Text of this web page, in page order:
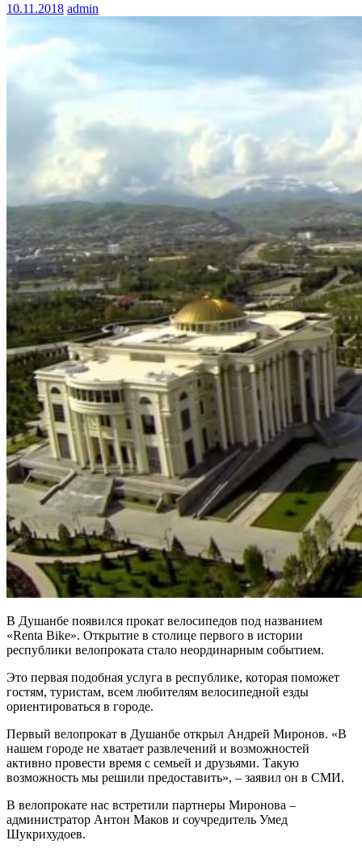
10.11.2018 admin
В Душанбе появился прокат велосипедов под названием
«Renta Bike». Открытие в столице первого в истории
республики велопроката стало неординарным событием.
Это первая подобная услуга в республике, которая поможет
гостям, туристам, всем любителям велосипедной езды
ориентироваться в городе.
Первый велопрокат в Душанбе открыл Андрей Миронов. «В
нашем городе не хватает развлечений и возможностей
активно провести время с семьей и друзьями. Такую
возможность мы решили предоставить», – заявил он в СМИ.
В велопрокате нас встретили партнеры Миронова –
администратор Антон Маков и соучредитель Умед
Шукрихудоев.